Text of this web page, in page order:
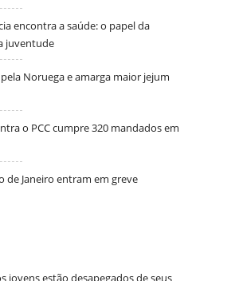
encontra a saúde: o papel da
juventude
Noruega e amarga maior jejum
o PCC cumpre 320 mandados em
de Janeiro entram em greve
jovens estão desapegados de seus